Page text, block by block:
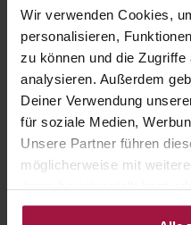
Wir verwenden Cookies,
personalisieren,
zu können und die
analysieren. Außerdem
Deiner Verwendung
für soziale Medien,
Unsere Partner führen
möglicherweise mit
ihnen bereitgestellt hast
Nutzung der Dienste
23,2
180 g •
34,90
n,
20 St. •